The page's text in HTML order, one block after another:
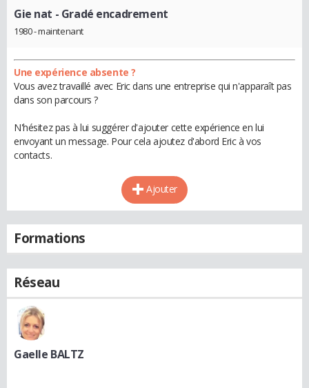
Gie nat - Gradé encadrement
1980 - maintenant
Une expérience absente ?
Vous avez travaillé avec Eric dans une entreprise qui n'apparaît pas
dans son parcours ?
N'hésitez pas à lui suggérer d'ajouter cette expérience en lui
envoyant un message. Pour cela ajoutez d'abord Eric à vos
contacts.
Ajouter
Formations
Réseau
Gaelle BALTZ